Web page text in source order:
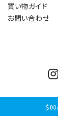
買い物ガイド
お問い合わせ